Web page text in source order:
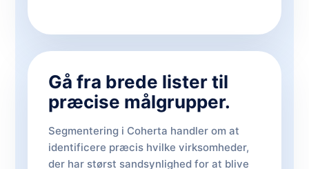
Gå fra brede lister til
præcise målgrupper.
Segmentering i Coherta handler om at
identificere præcis hvilke virksomheder,
der har størst sandsynlighed for at blive